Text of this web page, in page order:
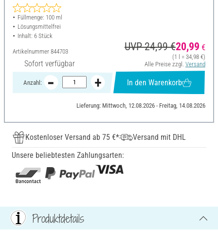
Füllmenge: 100 ml
Lösungsmittelfrei
Inhalt: 6 Stück
Artikelnummer 844703
Sofort verfügbar
UVP 24,99 €20,99 €
(1 l = 34,98 €)
Alle Preise zzgl. Versand
Anzahl: In den Warenkorb
Lieferung: Mittwoch, 12.08.2026 - Freitag, 14.08.2026
Kostenloser Versand ab 75 €*
Versand mit DHL
Unsere beliebtesten Zahlungsarten:
Produktdetails